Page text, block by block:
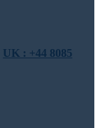
UK : +44 8085